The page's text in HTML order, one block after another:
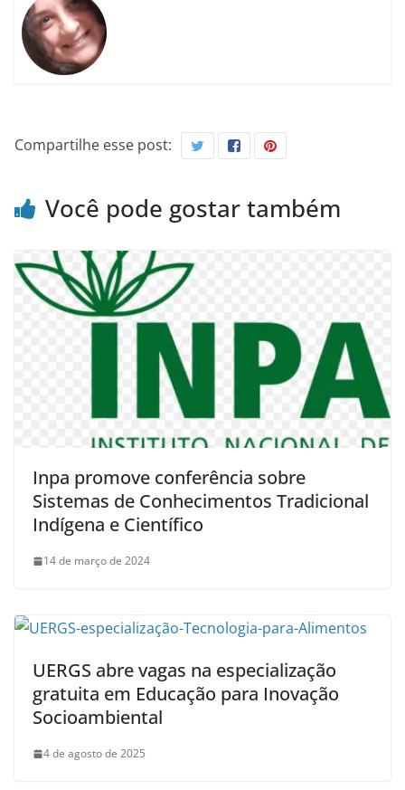
Compartilhe esse post:
Você pode gostar também
Inpa promove conferência sobre
Sistemas de Conhecimentos Tradicional
Indígena e Científico
14 de março de 2024
UERGS abre vagas na especialização
gratuita em Educação para Inovação
Socioambiental
4 de agosto de 2025